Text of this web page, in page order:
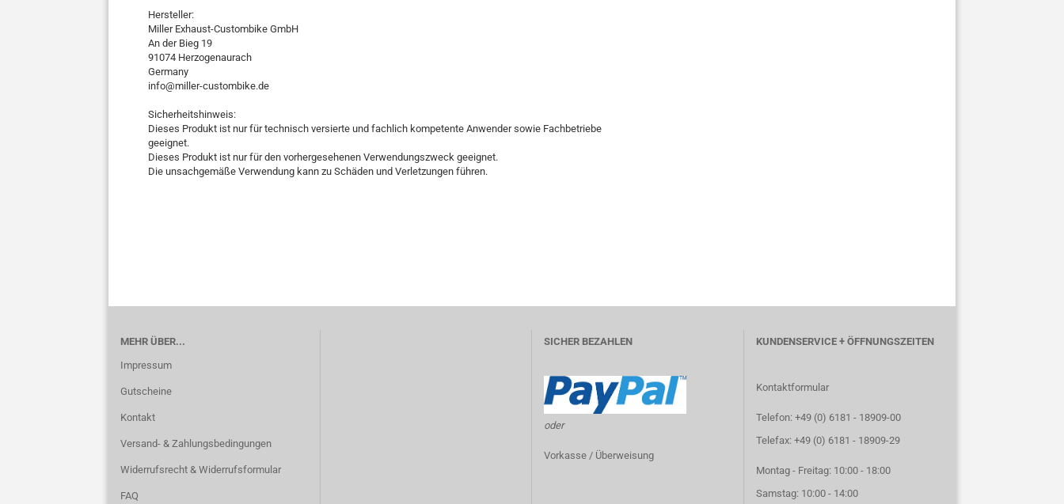
Hersteller:
Miller Exhaust-Custombike GmbH
An der Bieg 19
91074 Herzogenaurach
Germany
info@miller-custombike.de
Sicherheitshinweis:
Dieses Produkt ist nur für technisch versierte und fachlich kompetente Anwender sowie Fachbetriebe
geeignet.
Dieses Produkt ist nur für den vorhergesehenen Verwendungszweck geeignet.
Die unsachgemäße Verwendung kann zu Schäden und Verletzungen führen.
MEHR ÜBER...
Impressum
Gutscheine
Kontakt
Versand- & Zahlungsbedingungen
Widerrufsrecht & Widerrufsformular
FAQ
SICHER BEZAHLEN
oder
Vorkasse / Überweisung
KUNDENSERVICE + ÖFFNUNGSZEITEN
Kontaktformular
Telefon: +49 (0) 6181 - 18909-00
Telefax: +49 (0) 6181 - 18909-29
Montag - Freitag: 10:00 - 18:00
Samstag: 10:00 - 14:00